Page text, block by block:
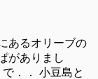
あるオリーブの
がありまし
．． 小豆島と